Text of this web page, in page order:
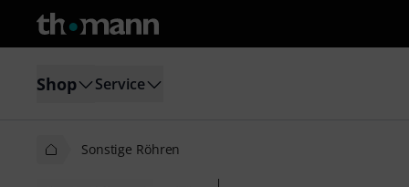
Shop Service
Sonstige Röhren